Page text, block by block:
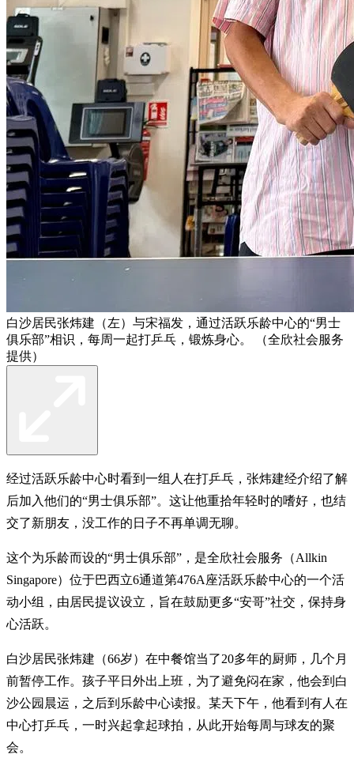
白沙居民张炜建（左）与宋福发，通过活跃乐龄中心的“男士
俱乐部”相识，每周一起打乒乓，锻炼身心。 （全欣社会服务
提供）
经过活跃乐龄中心时看到一组人在打乒乓，张炜建经介绍了解
后加入他们的“男士俱乐部”。这让他重拾年轻时的嗜好，也结
交了新朋友，没工作的日子不再单调无聊。
这个为乐龄而设的“男士俱乐部”，是全欣社会服务（Allkin
Singapore）位于巴西立6通道第476A座活跃乐龄中心的一个活
动小组，由居民提议设立，旨在鼓励更多“安哥”社交，保持身
心活跃。
白沙居民张炜建（66岁）在中餐馆当了20多年的厨师，几个月
前暂停工作。孩子平日外出上班，为了避免闷在家，他会到白
沙公园晨运，之后到乐龄中心读报。某天下午，他看到有人在
中心打乒乓，一时兴起拿起球拍，从此开始每周与球友的聚
会。